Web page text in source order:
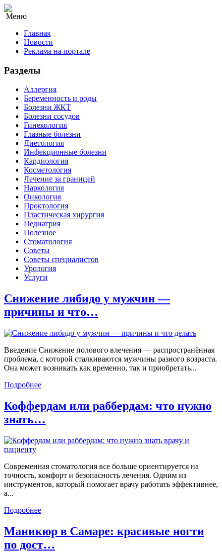
Меню
Главная
Новости
Реклама на портале
Разделы
Аллергия
Беременность и роды
Болезни ЖКТ
Болезни сосудов
Гинекология
Глазные болезни
Диетология
Инфекционные болезни
Кардиология
Косметология
Лечение за границей
Наркология
Онкология
Проктология
Пластическая хирургия
Педиатрия
Полезное
Стоматология
Советы
Советы специалистов
Урология
Услуги
Снижение либидо у мужчин —
причины и что…
Введение Снижение полового влечения — распространённая
проблема, с которой сталкиваются мужчины разного возраста.
Она может возникать как временно, так и приобретать...
Подробнее
Коффердам или раббердам: что нужно
знать…
Современная стоматология все больше ориентируется на
точность, комфорт и безопасность лечения. Одним из
инструментов, который помогает врачу работать эффективнее,
а...
Подробнее
Маникюр в Самаре: красивые ногти
по дост…